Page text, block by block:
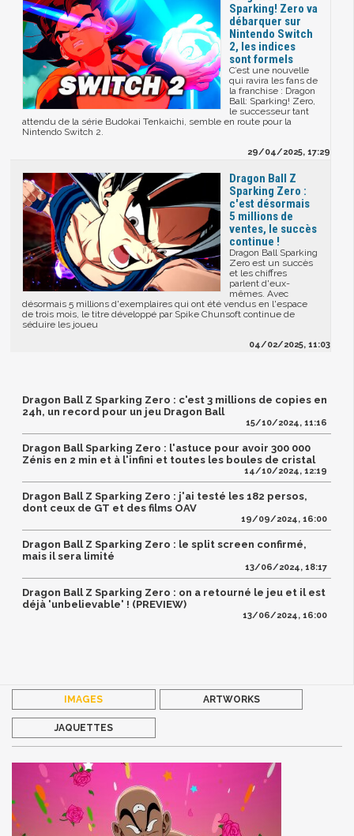
Sparking! Zero va
débarquer sur
Nintendo Switch
2​, les indices
sont formels
C’est une nouvelle
qui ravira les fans de
la franchise : Dragon
Ball: Sparking! Zero,
le successeur tant
attendu de la série Budokai Tenkaichi, semble en route pour la
Nintendo Switch 2.
29/04/2025, 17:29
Dragon Ball Z
Sparking Zero :
c'est désormais
5 millions de
ventes, le succès
continue !
Dragon Ball Sparking
Zero est un succès
et les chiffres
parlent d'eux-
mêmes. Avec
désormais 5 millions d'exemplaires qui ont été vendus en l'espace
de trois mois, le titre développé par Spike Chunsoft continue de
séduire les joueu
04/02/2025, 11:03
Dragon Ball Z Sparking Zero : c'est 3 millions de copies en
24h, un record pour un jeu Dragon Ball
15/10/2024, 11:16
Dragon Ball Sparking Zero : l'astuce pour avoir 300 000
Zénis en 2 min et à l'infini et toutes les boules de cristal
14/10/2024, 12:19
Dragon Ball Z Sparking Zero : j'ai testé les 182 persos,
dont ceux de GT et des films OAV
19/09/2024, 16:00
Dragon Ball Z Sparking Zero : le split screen confirmé,
mais il sera limité
13/06/2024, 18:17
Dragon Ball Z Sparking Zero : on a retourné le jeu et il est
déjà 'unbelievable' ! (PREVIEW)
13/06/2024, 16:00
IMAGES ARTWORKS
JAQUETTES